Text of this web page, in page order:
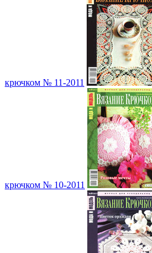
крючком № 11-2011
крючком № 10-2011